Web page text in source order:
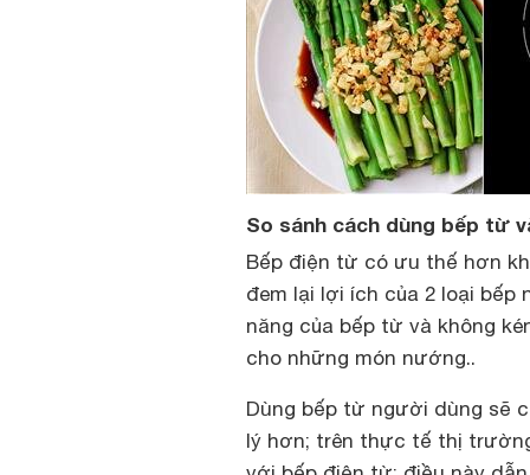
So sánh cách dùng bếp từ
Bếp điện từ có ưu thế hơn
đem lại lợi ích của 2 loại bếp
năng của bếp từ và không
cho những món nướng..
Dùng bếp từ người dùng sẽ
lý hơn; trên thực tế thị